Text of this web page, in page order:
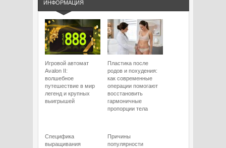
ИНФОРМАЦИЯ
Игровой автомат
Avalon II:
волшебное
путешествие в мир
легенд и крупных
выигрышей
Пластика после
родов и похудения:
как современные
операции помогают
восстановить
гармоничные
пропорции тела
Специфика
выращивания
Причины
популярности